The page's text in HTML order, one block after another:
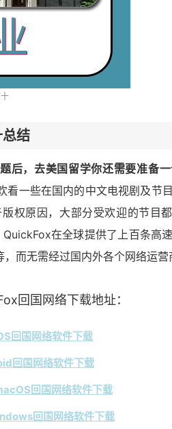
结
后，去美国留学你还需要准备
一些在国内的中文电视剧及节
权原因，大部分受欢迎的节目
在全球提供了上百条高
而无需经过国内外各个网络运营
回国网络下载地址：
回国网络软件下载
回国网络软件下载
回国网络软件下载
回国网络软件下载